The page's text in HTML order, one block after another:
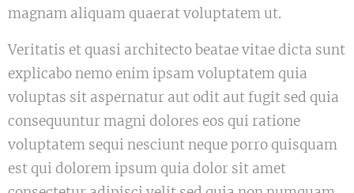
magnam aliquam quaerat voluptatem ut.
Veritatis et quasi architecto beatae vitae dicta sunt
explicabo nemo enim ipsam voluptatem quia
voluptas sit aspernatur aut odit aut fugit sed quia
consequuntur magni dolores eos qui ratione
voluptatem sequi nesciunt neque porro quisquam
est qui dolorem ipsum quia dolor sit amet